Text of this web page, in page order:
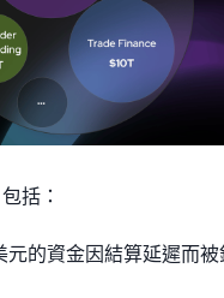
括：
元的資金因結算延遲而被